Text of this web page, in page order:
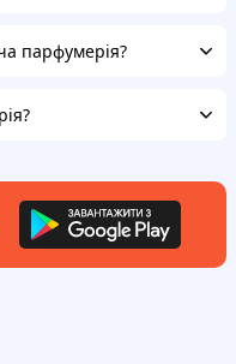
парфумерія?